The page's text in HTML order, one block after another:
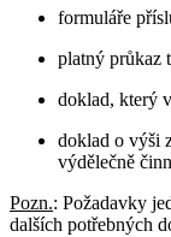
formuláře
platný průkaz
doklad, který
doklad o výši
výdělečně
Pozn.: Požadavky
dalších potřebných